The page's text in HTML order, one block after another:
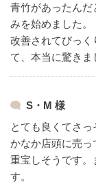
青竹があったん
みを始めました。
改善されてびっく
て、本当に驚きま
S・M 様
とても良くてさっ
かなか店頭に売っ
重宝しそうです。
す。